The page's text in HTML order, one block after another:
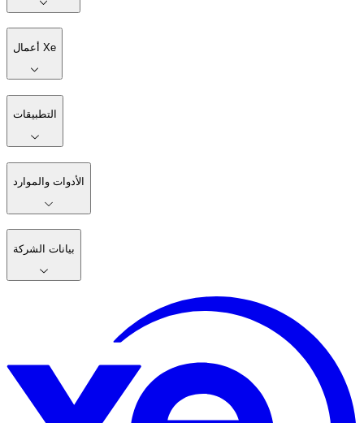
أعمال Xe
التطبيقات
الأدوات والموارد
بيانات الشركة